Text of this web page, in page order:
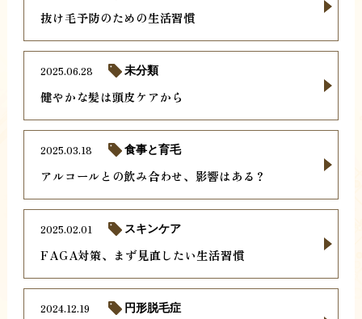
抜け毛予防のための生活習慣
健やかな髪は頭皮ケアから
2025.06.28 未分類
アルコールとの飲み合わせ、影響はある？
2025.03.18 食事と育毛
FAGA対策、まず見直したい生活習慣
2025.02.01 スキンケア
2024.12.19 円形脱毛症